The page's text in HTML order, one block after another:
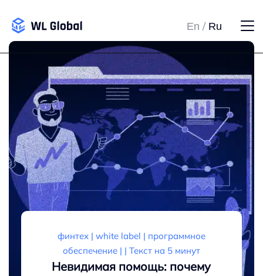
En / Ru
финтех| white label | программное
обеспечение| | Текст на 5 минут
Невидимая помощь: почему